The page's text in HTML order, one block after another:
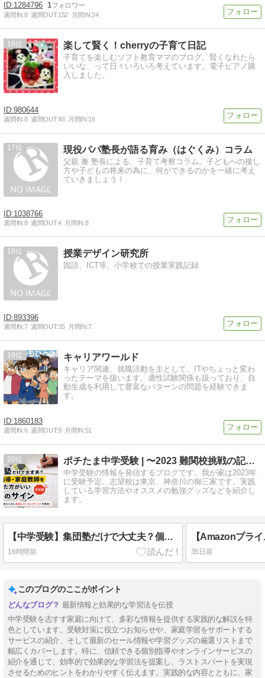
1284796 1
週間IN:8 週間OUT:152 月間IN:24
16 楽して賢く！cherryの子育て日記
子育てを楽しむソフト教育ママのブログ。賢くなれたら
いいな、って日々いろいろ考えています。電子ピアノ購
入しました。
980644
週間IN:8 週間OUT:48 月間IN:16
17 現役パパ塾長が語る育み（はぐくみ）コラム
父親 兼 塾長による、子育て考察コラム。子どもへの接し
方や子どもの将来の為に、何ができるのかを一緒に考え
ていきましょう！
1038766
週間IN:8 週間OUT:4 月間IN:8
18 授業デザイン研究所
国語、ICT等、小学校での授業実践記録
893396
週間IN:7 週間OUT:35 月間IN:7
19 キャリアワールド
キャリア関連、就職活動を主として、ITやちょっと変わ
ったテーマを扱います。適性試験関係も扱っており、自
動生成を利用して豊富なパターンの問題を経験できま
す。
1860183
週間IN:6 週間OUT:9 月間IN:51
20 ポチたま中学受験 | 〜2023 難関校挑戦の記録〜
中学受験の情報を発信するブログです。我が家は2023年
に受験予定。志望校は東京、神奈川の御三家です。実践
している学習方法やオススメの勉強グッズなどを紹介し
ます。
【中学受験】集団塾だけで大丈夫？個別指導・家庭教師を併用した方がいい7つのサイン【実体験】
16時間前 35日前
このブログのここがポイント
最新情報と効果的な学習法を伝授
中学受験を志すす家庭に向けて、多彩な情報を提供する実践的な解説を特
色としています。受験対策に役立つお知らせや、家庭学習をサポートする
サービスの紹介、そして最新のセール情報や学習グッズの厳選リストまで
幅広くカバーします。特に、信頼できる個別指導やオンラインサービスの
紹介を通じて、効率的で効果的な学習法を提案し、ラストスパートを実現
させるためのヒントをわかりやすく伝えます。実践的な内容とともに、家